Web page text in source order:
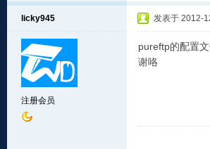
licky945
注册会员
发表于 2012-
pureftp的配置
谢咯